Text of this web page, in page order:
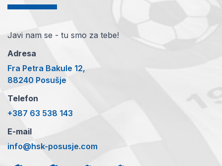
Javi nam se - tu smo za tebe!
Adresa
Fra Petra Bakule 12,
88240 Posušje
Telefon
+387 63 538 143
E-mail
info@hsk-posusje.com